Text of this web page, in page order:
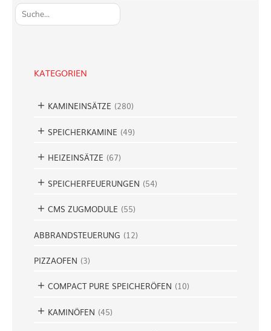
S
u
KATEGORIEN
KAMINEINSÄTZE (280)
SPEICHERKAMINE (49)
HEIZEINSÄTZE (67)
SPEICHERFEUERUNGEN (54)
CMS ZUGMODULE (55)
ABBRANDSTEUERUNG (12)
PIZZAOFEN (3)
COMPACT PURE SPEICHERÖFEN (10)
KAMINÖFEN (45)